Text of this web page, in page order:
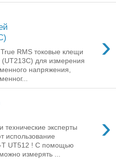
›
RMS токовые клещи
для измерения
напряжения,
›
эксперты
использование
T UT512 ! С помощью
измерять ...